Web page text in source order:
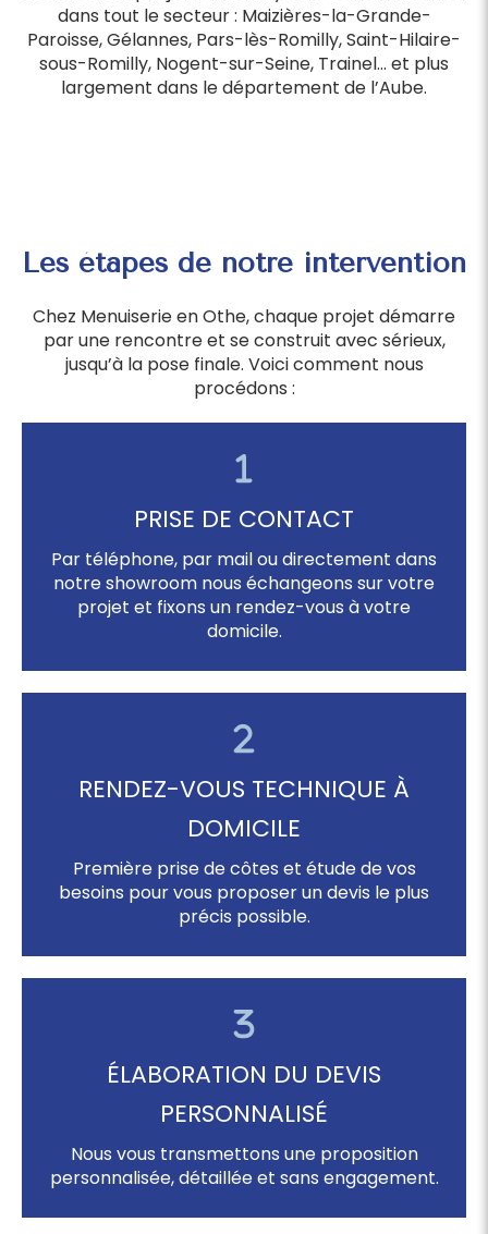
dans tout le secteur : Maizières-la-Grande-
Paroisse, Gélannes, Pars-lès-Romilly, Saint-Hilaire-
sous-Romilly, Nogent-sur-Seine, Trainel… et plus
largement dans le département de l’Aube.
Les étapes de notre intervention
Chez Menuiserie en Othe, chaque projet démarre
par une rencontre et se construit avec sérieux,
jusqu’à la pose finale. Voici comment nous
procédons :
PRISE DE CONTACT
Par téléphone, par mail ou directement dans
notre showroom nous échangeons sur votre
projet et fixons un rendez-vous à votre
domicile.
RENDEZ-VOUS TECHNIQUE À
DOMICILE
Première prise de côtes et étude de vos
besoins pour vous proposer un devis le plus
précis possible.
ÉLABORATION DU DEVIS
PERSONNALISÉ
Nous vous transmettons une proposition
personnalisée, détaillée et sans engagement.